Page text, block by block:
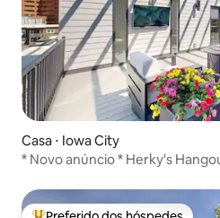
Casa ⋅ Iowa City
* Novo anúncio * Herky's